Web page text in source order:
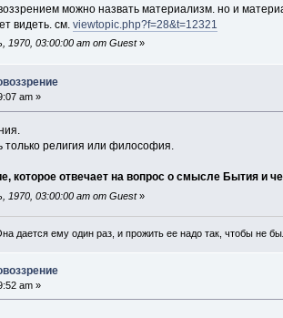
можно назвать материализм. но и
видеть. см.viewtopic.php?f=28&t=12321
1970, 03:00:00 am от Guest»
am »
только религия или философия.
которое отвечает на вопрос о смысле Бытия и
1970, 03:00:00 am от Guest»
дается ему один раз, и прожить ее надо так, чтобы не
am »